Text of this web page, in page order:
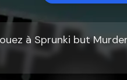
à Sprunki but